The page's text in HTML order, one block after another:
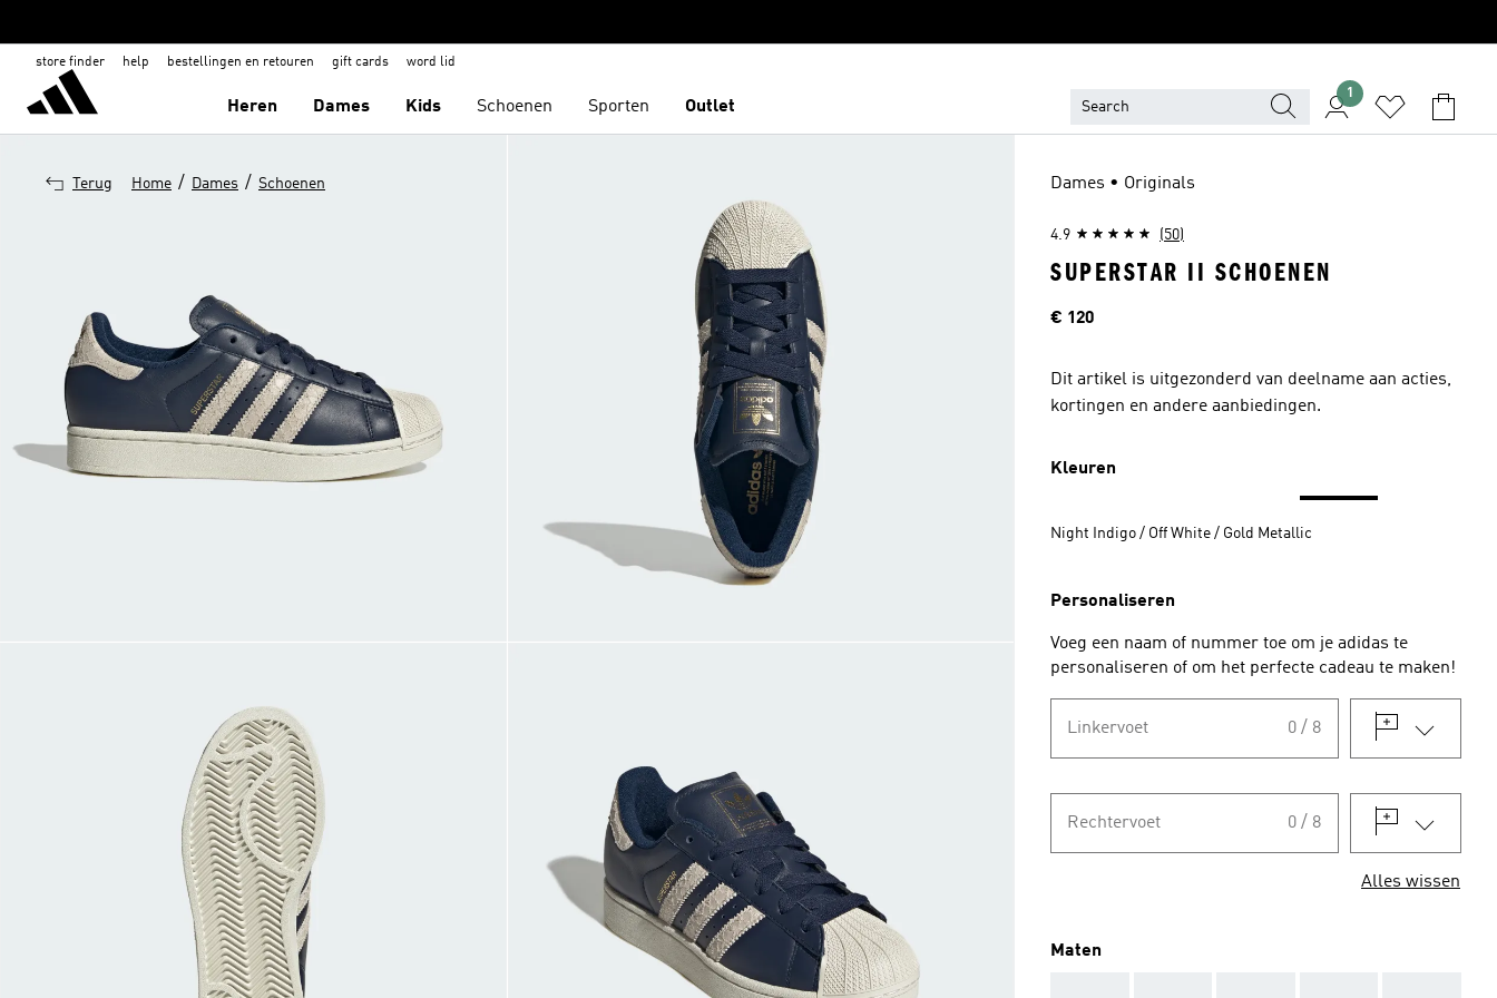
store finder help bestellingen en retouren gift cards word lid
Heren Dames Kids Schoenen Sporten Outlet
1
Terug Home / Dames / Schoenen Dames • Originals
4.9 (50)
SUPERSTAR II SCHOENEN
Prijs
€ 120
Dit artikel is uitgezonderd van deelname aan acties,
kortingen en andere aanbiedingen.
Kleuren
Night Indigo / Off White / Gold Metallic
Personaliseren
Voeg een naam of nummer toe om je adidas te
personaliseren of om het perfecte cadeau te maken!
Linkervoet 0 / 8
Rechtervoet 0 / 8
Alles wissen
Maten